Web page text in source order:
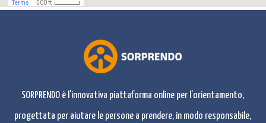
SORPRENDO è l’innovativa piattaforma online per l’orientamento,
progettata per aiutare le persone a prendere, in modo responsabile,